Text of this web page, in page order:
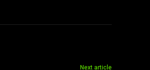
Next article